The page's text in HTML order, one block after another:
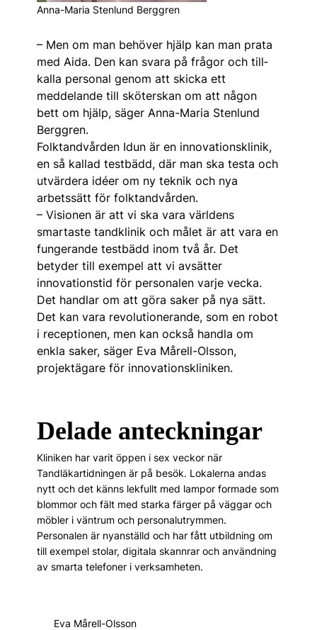
Anna-Maria Stenlund Berggren
– Men om man behöver hjälp kan man prata
med Aida. Den kan svara på frågor och till­
kalla personal genom att skicka ett
meddelande till sköterskan om att någon
bett om hjälp, säger Anna-Maria Stenlund
Berggren.
Folktandvården Idun är en in­nova­tions­klinik,
en så kallad testbädd, där man ska testa och
utvärdera idéer om ny teknik och nya
arbetssätt för folktandvården.
– Visionen är att vi ska vara världens
smartaste tandklinik och målet är att vara en
fungerande testbädd inom två år. Det
betyder till exempel att vi avsätter
innovationstid för personalen varje vecka.
Det handlar om att göra saker på nya sätt.
Det kan vara revolutionerande, som en robot
i receptionen, men kan också handla om
enkla saker, säger Eva Mårell-Olsson,
projektägare för innovations­kliniken.
Delade anteckningar
Kliniken har varit öppen i sex veckor när
Tandläkartidningen är på besök. Lokalerna andas
nytt och det känns lekfullt med lampor formade som
blommor och fält med starka färger på väggar och
möbler i väntrum och personalutrymmen.
Personalen är nyanställd och har fått utbildning om
till exempel stolar, digitala skannrar och användning
av smarta telefoner i verksamheten.
Eva Mårell-Olsson